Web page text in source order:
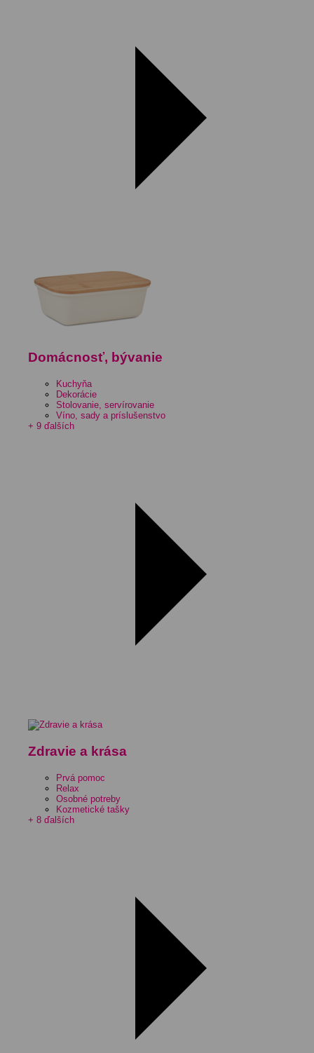
Domácnosť, bývanie
Kuchyňa
Dekorácie
Stolovanie, servírovanie
Víno, sady a príslušenstvo
+ 9 ďalších
Zdravie a krása
Prvá pomoc
Relax
Osobné potreby
Kozmetické tašky
+ 8 ďalších